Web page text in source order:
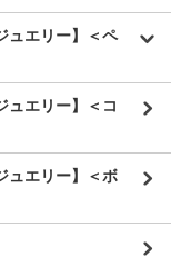
ュエリー】＜ペ
ュエリー】＜コ
ュエリー】＜ボ